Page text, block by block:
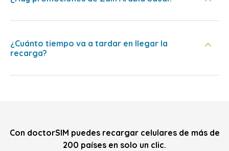
¿Cuánto tiempo va a tardar en llegar la
recarga?
Con doctorSIM puedes recargar celulares de más de
200 países en solo un clic.